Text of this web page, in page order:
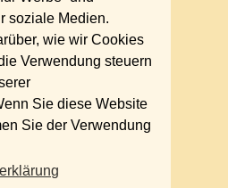
soziale Medien.
wie wir Cookies
Verwendung steuern
Sie diese Website
Sie der Verwendung
Marzahn
Neukölln
Schöneberg
Steglitz
Umland Ost